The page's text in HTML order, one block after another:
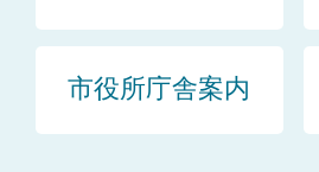
市役所庁舎案内